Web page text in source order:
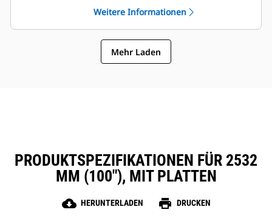
Weitere Informationen
Mehr Laden
PRODUKTSPEZIFIKATIONEN FÜR 2532
MM (100"), MIT PLATTEN
cloud_download HERUNTERLADEN print DRUCKEN